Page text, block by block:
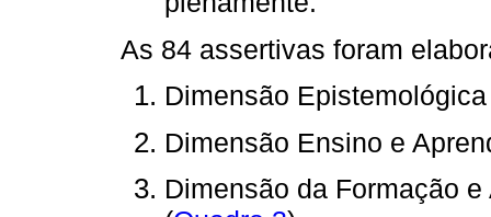
As 84 assertivas foram
Dimensão
Dimensão Ensino e
Dimensão da Formação